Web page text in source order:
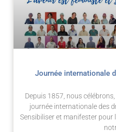
Journée internationale
Depuis 1857, nous
journée internationale des
Sensibiliser et manifester pour